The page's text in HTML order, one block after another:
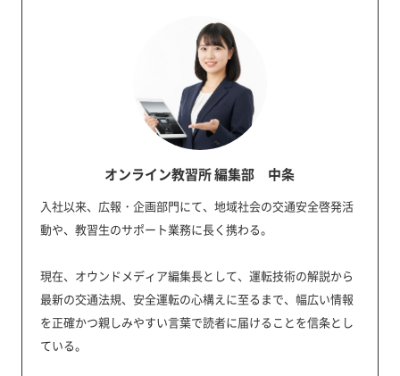
オンライン教習所 編集部 中条
入社以来、広報・企画部門にて、地域社会の交通安全啓発活
動や、教習生のサポート業務に長く携わる。
現在、オウンドメディア編集長として、運転技術の解説から
最新の交通法規、安全運転の心構えに至るまで、幅広い情報
を正確かつ親しみやすい言葉で読者に届けることを信条とし
ている。